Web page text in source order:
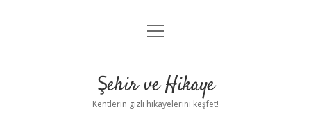
Anasayfa
Yasal Uyarı
menüyü
Şehir ve Hikaye
Kentlerin gizli hikayelerini keşfet!